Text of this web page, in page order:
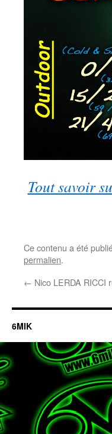
Tout savoir
Ce contenu a été
permalien.
← Nico LERDA RICCI
6MIK